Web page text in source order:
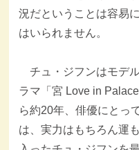
況だということは容易
はいられません。
チュ・ジフンはモデ
ラマ「宮 Love in
ら約20年、俳優にとっ
は、実力はもちろん運